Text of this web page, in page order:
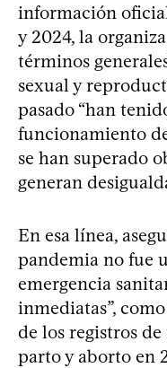
información
y 2024, la
términos
sexual y
pasado “han
funcionamiento
se han superado
generan
En esa línea,
pandemia no fue
emergencia
inmediatas”,
de los registros
parto y aborto en